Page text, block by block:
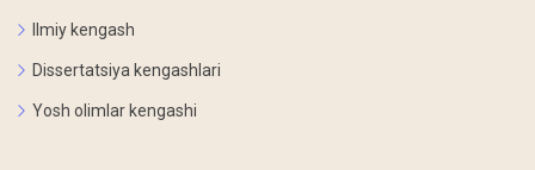
Ilmiy kengash
Dissertatsiya kengashlari
Yosh olimlar kengashi